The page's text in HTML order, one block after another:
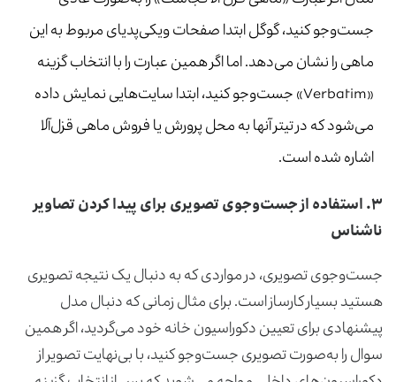
جست‌وجو کنید، گوگل ابتدا صفحات ویکی‌پدیای مربوط به این
ماهی را نشان می‌دهد. اما اگر همین عبارت را با انتخاب گزینه
«Verbatim» جست‌وجو کنید، ابتدا سایت‌هایی نمایش داده
می‌شود که در تیتر آنها به محل پرورش یا فروش ماهی قزل‌آلا
اشاره شده است.
۳. استفاده از جست‌وجوی تصویری برای پیدا کردن تصاویر
ناشناس
جست‌وجوی تصویری، در مواردی که به دنبال یک نتیجه تصویری
هستید بسیار کارساز است. برای مثال زمانی که دنبال مدل
پیشنهادی برای تعیین دکوراسیون خانه خود می‌گردید، اگر همین
سوال را به‌صورت تصویری جست‌وجو کنید، با بی‌نهایت تصویر از